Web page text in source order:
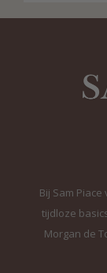
Bij Sam
tijdloze
Morgan de